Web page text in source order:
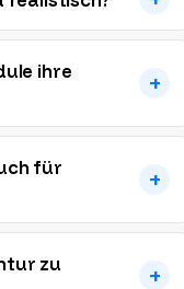
ihre
für
zu